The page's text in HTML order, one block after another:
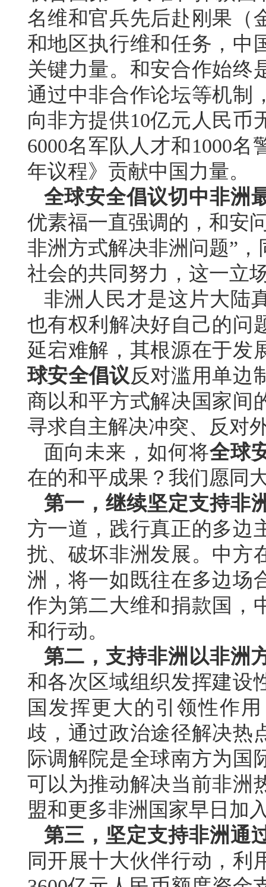
名维和官兵先后赴刚果（
和地区执行维和任务，中
关键力量。和安合作始终
通过中非合作论坛等机制
向非方提供10亿元人民币
6000名军队人才和1000
年议程》贡献中国力量。
全球安全倡议切中非洲
优素福一直强调的，和安
非洲方式解决非洲问题”
社会的共同努力，这一立
非洲人民才是这片大陆
也有权利解决好自己的问
延宕难解，其根源在于发
球安全倡议反对滥用单边
商以和平方式解决国家间
寻求自主解决冲突、反对
面向未来，如何将全球
在的和平成果？我们愿同
第一，继续坚定支持非
方一道，践行真正的多边
扰、破坏非洲发展。中方
洲，将一如既往在多边场
作为第二大维和捐款国，
和行动。
第二，支持非洲以非洲
和各次区域组织发挥建设
国发挥更大的引领性作
歧，通过政治途径解决热
际调解院是全球南方为国
可以为推动解决当前非洲
盟和更多非洲国家早日加
第三，坚定支持非洲通
同开展十大伙伴行动，利